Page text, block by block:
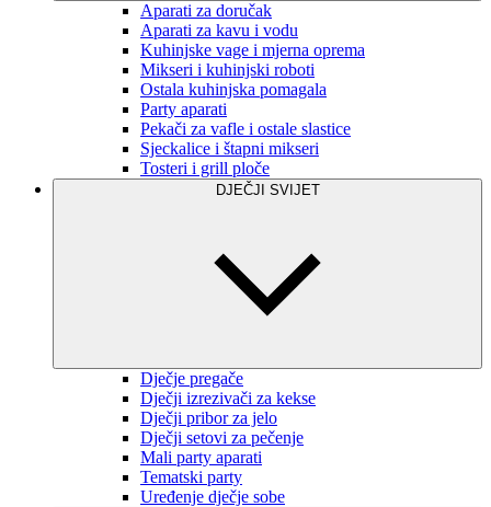
Aparati za doručak
Aparati za kavu i vodu
Kuhinjske vage i mjerna oprema
Mikseri i kuhinjski roboti
Ostala kuhinjska pomagala
Party aparati
Pekači za vafle i ostale slastice
Sjeckalice i štapni mikseri
Tosteri i grill ploče
DJEČJI SVIJET
Dječje pregače
Dječji izrezivači za kekse
Dječji pribor za jelo
Dječji setovi za pečenje
Mali party aparati
Tematski party
Uređenje dječje sobe